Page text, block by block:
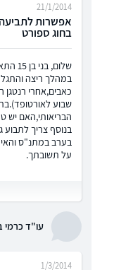
אפשרות
בחוג ספורט
21/1/2014
במהלך ריצה
כאבים,אחרי רנטגן
שבוע
הבריאותי,האם יש
בנוסף צריך
בערב במתנ"ס
על תשובתך.
עו"ד כרמי
1/3/2014